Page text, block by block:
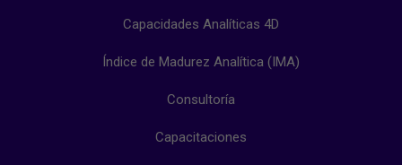
Capacidades Analíticas 4D
Índice de Madurez Analítica (IMA)
Consultoría
Capacitaciones